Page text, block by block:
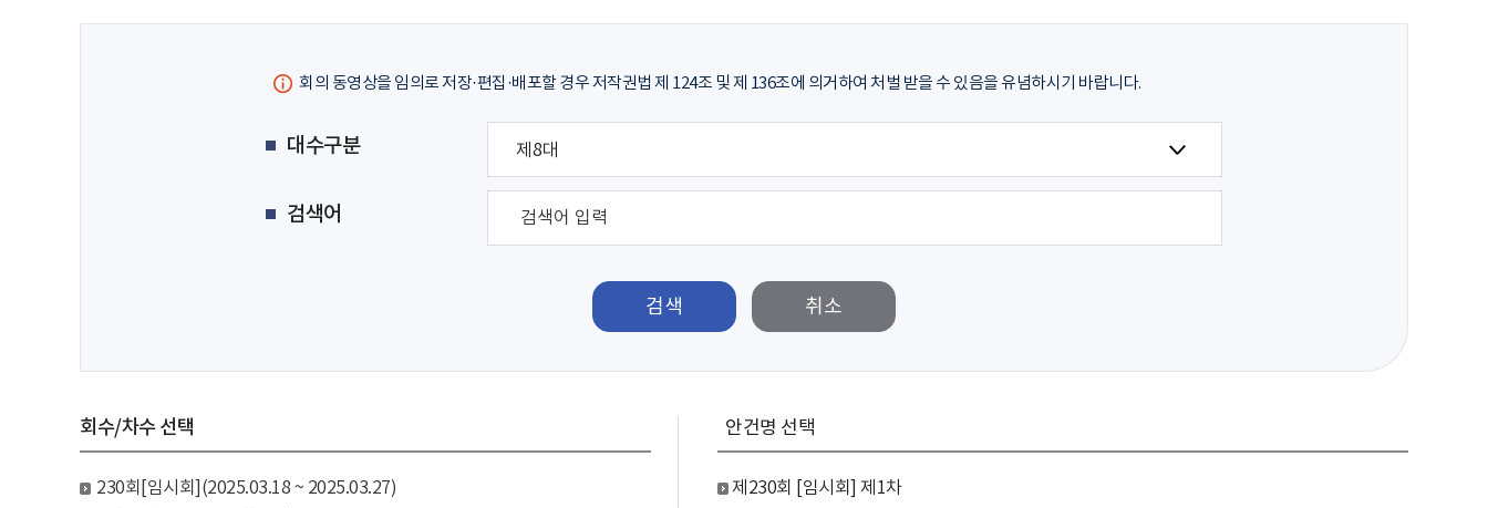
회의 동영상을 임의로 저장·편집·배포할 경우 저작권법 제 124조 및 제 136조에 의거하여 처벌 받을 수 있음을 유념하시기 바랍니다.
대수구분
검색어
검색
회수/차수 선택
230회[임시회](2025.03.18 ~ 2025.03.27)
안건명 선택
제230회 [임시회] 제1차